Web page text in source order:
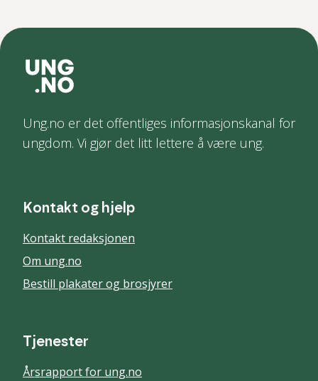
Ung.no er det offentliges informasjonskanal for
ungdom. Vi gjør det litt lettere å være ung.
Kontakt og hjelp
Kontakt redaksjonen
Om ung.no
Bestill plakater og brosjyrer
Tjenester
Årsrapport for ung.no